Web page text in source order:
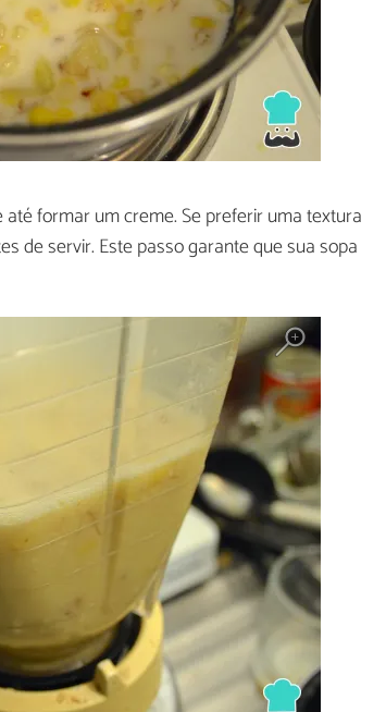
até formar um creme. Se preferir uma textura
de servir. Este passo garante que sua sopa